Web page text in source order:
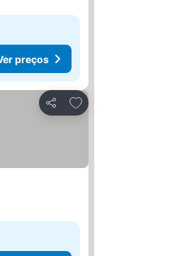
preços
Partilhar
Adicionar aos favoritos